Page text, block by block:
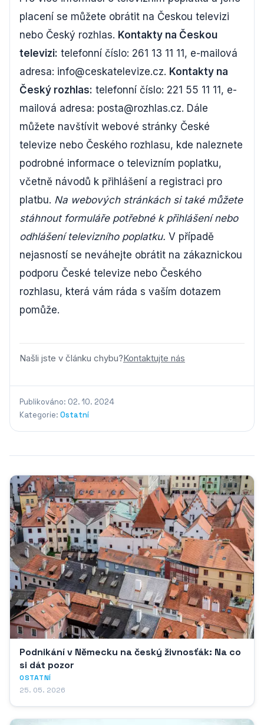
placení se můžete obrátit na Českou televizi
nebo Český rozhlas. Kontakty na Českou
televizi: telefonní číslo: 261 13 11 11, e-mailová
adresa: info@ceskatelevize.cz. Kontakty na
Český rozhlas: telefonní číslo: 221 55 11 11, e-
mailová adresa: posta@rozhlas.cz. Dále
můžete navštívit webové stránky České
televize nebo Českého rozhlasu, kde naleznete
podrobné informace o televizním poplatku,
včetně návodů k přihlášení a registraci pro
platbu. Na webových stránkách si také můžete
stáhnout formuláře potřebné k přihlášení nebo
odhlášení televizního poplatku. V případě
nejasností se neváhejte obrátit na zákaznickou
podporu České televize nebo Českého
rozhlasu, která vám ráda s vaším dotazem
pomůže.
Našli jste v článku chybu?Kontaktujte nás
Publikováno: 02. 10. 2024
Kategorie: Ostatní
Podnikání v Německu na český živnosťák: Na co
si dát pozor
OSTATNÍ
25. 05. 2026